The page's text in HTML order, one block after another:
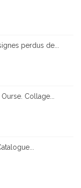
perdus de...
Collage...